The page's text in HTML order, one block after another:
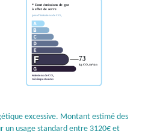
excessive. Montant estimé des
un usage standard entre 3120€ et